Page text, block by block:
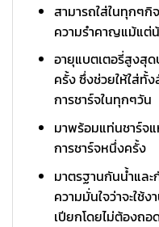
สามารถใส่ในทุกๆกิ
ความรำคาญแม้แต่
อายุแบตเตอรี่สูงสุ
ครั้ง ซึ่งช่วยให้ใส่ทั้
การชาร์จในทุกๆวัน
มาพร้อมแท่นชาร์จ
การชาร์จหนึ่งครั้ง
มาตรฐานกันน้ำแล
ความมั่นใจว่าจะใช้
เปียกโดยไม่ต้องถ